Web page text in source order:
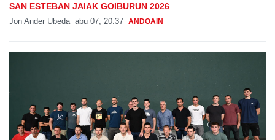
SAN ESTEBAN JAIAK GOIBURUN 2026
Jon Ander Ubeda abu 07, 20:37 ANDOAIN